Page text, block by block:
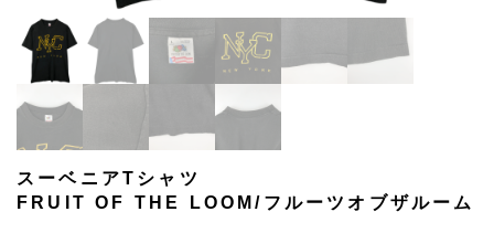
スーベニアTシャツ
FRUIT OF THE LOOM/フルーツオブザルーム